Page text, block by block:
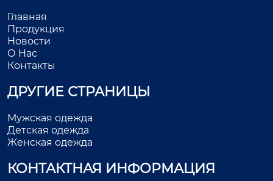
Главная
Продукция
Новости
О Нас
Контакты
ДРУГИЕ СТРАНИЦЫ
Мужская одежда
Детская одежда
Женская одежда
КОНТАКТНАЯ ИНФОРМАЦИЯ